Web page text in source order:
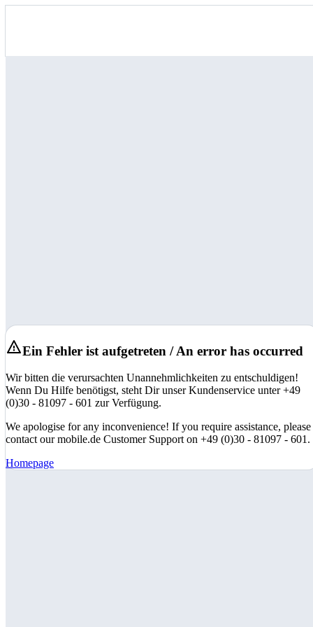
Ein Fehler ist aufgetreten / An error has occurred
Wir bitten die verursachten Unannehmlichkeiten zu entschuldigen!
Wenn Du Hilfe benötigst, steht Dir unser Kundenservice unter +49
(0)30 - 81097 - 601 zur Verfügung.
We apologise for any inconvenience! If you require assistance, please
contact our mobile.de Customer Support on +49 (0)30 - 81097 - 601.
Homepage